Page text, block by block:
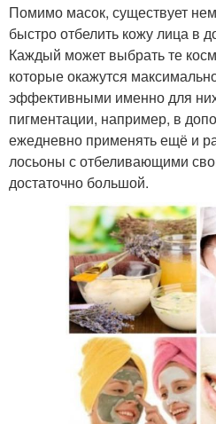
Помимо масок, существует
быстро отбелить кожу лица в
Каждый может выбрать те
которые окажутся
эффективными именно для
пигментации, например, в
ежедневно применять ещё и
лосьоны с отбеливающими
достаточно большой.